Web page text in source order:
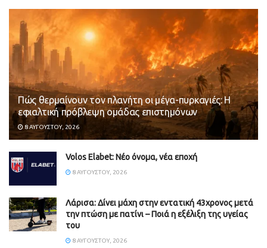
Πώς θερμαίνουν τον πλανήτη οι μέγα-πυρκαγιές: Η
εφιαλτική πρόβλεψη ομάδας επιστημόνων
8 ΑΥΓΟΎΣΤΟΥ, 2026
Volos Elabet: Νέο όνομα, νέα εποχή
8 ΑΥΓΟΎΣΤΟΥ, 2026
Λάρισα: Δίνει μάχη στην εντατική 43χρονος μετά
την πτώση με πατίνι – Ποιά η εξέλιξη της υγείας
του
8 ΑΥΓΟΎΣΤΟΥ, 2026